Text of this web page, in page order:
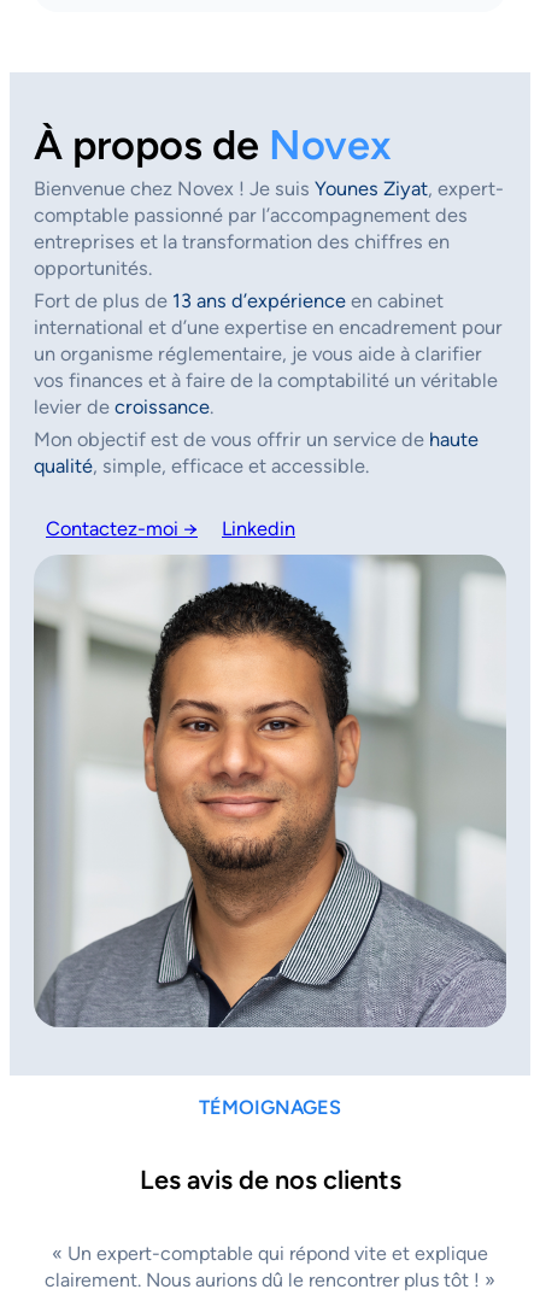
À propos de Novex
Bienvenue chez Novex ! Je suis Younes Ziyat, expert-
comptable passionné par l’accompagnement des
entreprises et la transformation des chiffres en
opportunités.
Fort de plus de 13 ans d’expérience en cabinet
international et d’une expertise en encadrement pour
un organisme réglementaire, je vous aide à clarifier
vos finances et à faire de la comptabilité un véritable
levier de croissance.
Mon objectif est de vous offrir un service de haute
qualité, simple, efficace et accessible.
Contactez-moi → Linkedin
TÉMOIGNAGES
Les avis de nos clients
« Un expert-comptable qui répond vite et explique
clairement. Nous aurions dû le rencontrer plus tôt ! »